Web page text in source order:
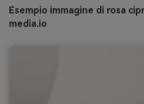
Esempio immagine di rosa
media.io